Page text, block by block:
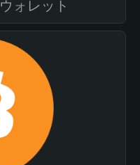
ォレット